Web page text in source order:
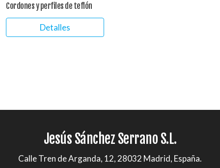
Cordones y perfiles de teflón
Detalles
Jesús Sánchez Serrano S.L.
Calle Tren de Arganda, 12, 28032 Madrid, España.